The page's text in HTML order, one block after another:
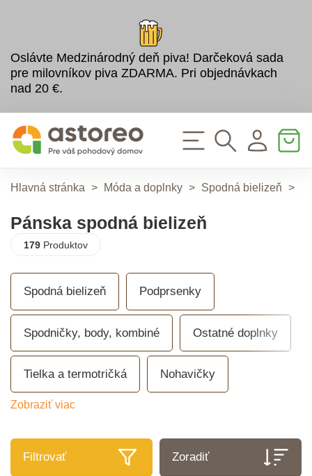
Oslávte Medzinárodný deň piva! Darčeková sada
pre milovníkov piva ZDARMA. Pri objednávkach
nad 20 €.
Hlavná stránka > Móda a doplnky > Spodná bielizeň >
Pánska spodná bielizeň
179Produktov
Spodná bielizeň Podprsenky
Spodničky, body, kombiné Ostatné doplnky
Tielka a termotričká Nohavičky
Zobraziť viac
Filtrovať Zoradiť